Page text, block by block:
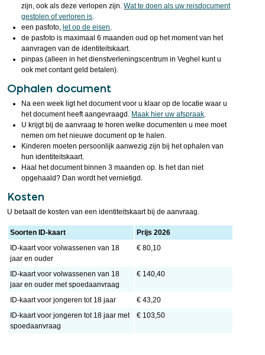
zijn, ook als deze verlopen zijn.Wat te doen als uw reisdocument
gestolen of verloren is
een pasfoto,let op de eisen
de pasfoto is maximaal 6 maanden oud op het moment van het
aanvragen van de identiteitskaart.
pinpas (alleen in het dienstverleningscentrum in Veghel kunt u
ook met contant geld betalen).
Ophalen document
Na een week ligt het document voor u klaar op de locatie waar u
het document heeft aangevraagd. Maak hier uw afspraak
U krijgt bij de aanvraag te horen welke documenten u mee moet
nemen om het nieuwe document op te halen.
Kinderen moeten persoonlijk aanwezig zijn bij het ophalen van
hun identiteitskaart.
Haal het document binnen 3 maanden op. Is het dan niet
opgehaald? Dan wordt het vernietigd.
Kosten
U betaalt de kosten van een identiteitskaart bij de aanvraag.
Soorten ID-kaart
Prijs 2026
ID-kaart voor volwassenen van 18
jaar en ouder
€ 80,10
ID-kaart voor volwassenen van 18
jaar en ouder met spoedaanvraag
€ 140,40
ID-kaart voor jongeren tot 18 jaar
€ 43,20
ID-kaart voor jongeren tot 18 jaar met
spoedaanvraag
€ 103,50